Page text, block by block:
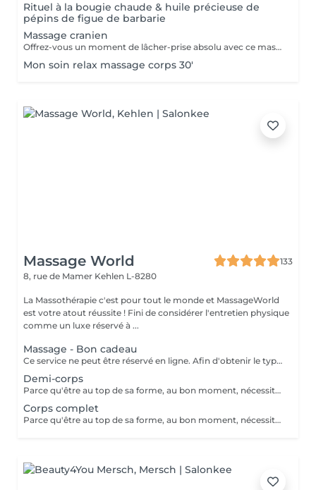
Rituel à la bougie chaude & huile précieuse de
pépins de figue de barbarie
Massage cranien
Offrez-vous un moment de lâcher-prise absolu avec ce massage crânien japonais authentique, transmis par une formatrice venue du Japon. Ce soin agit sur le cuir chevelu, la nuque et les trapèzes pour relâcher les tensions, apaiser le mental et rééquilibrer les énergies. Il favorise la détente profonde, améliore la circulation et aide à libérer le stress et la fatigue nerveuse. Idéal seul ou en complément d'un soin, pour une expérience de bien-être global et revitalisante.
Mon soin relax massage corps 30'
Massage World
133
8, rue de Mamer Kehlen L-8280
La Massothérapie c'est pour tout le monde et MassageWorld
est votre atout réussite ! Fini de considérer l'entretien physique
comme un luxe réservé à ...
Massage - Bon cadeau
Ce service ne peut être réservé en ligne. Afin d'obtenir le type de bon cadeau souhaité il vous suffit de nous contacter soit par téléphone, soit par e-mail. Nous conviendrons ensemble d'un type de massage désiré et votre bon cadeau sera à récupérer chez MassageWorld Kehlen ou envoyer par mail. Numéro de téléphone : +352 691 20 44 49 Adresse mail : contact@massageworld.lu
Demi-corps
Parce qu'être au top de sa forme, au bon moment, nécessite bien plus que de l'entrainement. Utilisé depuis de nombreuses années par les sportifs de haut niveau, le massage sportif est à présent à votre disposition. Avant l'effort, le massage prépare les muscles à performer tout en évitant les blessures. Après l'effort, il prévient les courbatures et détend la musculature, ce qui permet aux muscles de se relaxer pour mieux récupérer. Ce type de massage stimule le système lymphatique, la circulation sanguine et enlève les nuds musculaires. Le massage sportif est souvent demandé par les athlètes pour soulager ou prévenir des douleurs musculaires retardées, pour accélérer la guérison des blessures des tendons et des muscles, pour augmenter l'amplitude des mouvements ou le volumes des muscles, etc. Développé au départ pour traiter les blessures sportives et augmenter les performances des athlètes, tout le monde peut à présent bénéficier des bienfaits d'un tel massage. L'essayer, c'est l'adopter ! Il existe différents types de massages selon le sport pratiqué ou les douleurs ressenties. Le Massage sportif est donc adaptable selon les souhaits de chacun.
Corps complet
Parce qu'être au top de sa forme, au bon moment, nécessite bien plus que de l'entrainement. Utilisé depuis de nombreuses années par les sportifs de haut niveau, le massage sportif est à présent à votre disposition. Avant l'effort, le massage prépare les muscles à performer tout en évitant les blessures. Après l'effort, il prévient les courbatures et détend la musculature, ce qui permet aux muscles de se relaxer pour mieux récupérer. Ce type de massage stimule le système lymphatique, la circulation sanguine et enlève les nuds musculaires. Le massage sportif est souvent demandé par les athlètes pour soulager ou prévenir des douleurs musculaires retardées, pour accélérer la guérison des blessures des tendons et des muscles, pour augmenter l'amplitude des mouvements ou le volumes des muscles, etc. Développé au départ pour traiter les blessures sportives et augmenter les performances des athlètes, tout le monde peut à présent bénéficier des bienfaits d'un tel massage. L'essayer, c'est l'adopter ! Il existe différents types de massages selon le sport pratiqué ou les douleurs ressenties. Le Massage sportif est donc adaptable selon les souhaits de chacun.